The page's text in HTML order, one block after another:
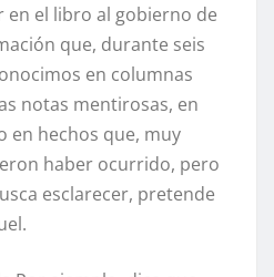
el libro al gobierno de
que, durante seis
en columnas
notas mentirosas, en
en hechos que, muy
haber ocurrido, pero
esclarecer, pretende